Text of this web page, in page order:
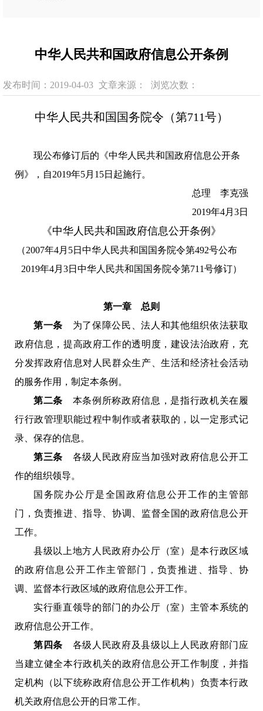
中华人民共和国政府信息公开条例
发布时间：2019-04-03 文章来源： 浏览次数：
中华人民共和国国务院令（第711号）
现公布修订后的《中华人民共和国政府信息公开条
例》，自2019年5月15日起施行。
总理 李克强
2019年4月3日
《中华人民共和国政府信息公开条例 》
（2007年4月5日中华人民共和国国务院令第492号公布
2019年4月3日中华人民共和国国务院令第711号修订）
第一章 总则
第一条
为了保障公民、法人和其他组织依法获取
政府信息，提高政府工作的透明度，建设法治政府，充
分发挥政府信息对人民群众生产、生活和经济社会活动
的服务作用，制定本条例。
第二条
本条例所称政府信息，是指行政机关在履
行行政管理职能过程中制作或者获取的，以一定形式记
录、保存的信息。
第三条
各级人民政府应当加强对政府信息公开工
作的组织领导。
国务院办公厅是全国政府信息公开工作的主管部
门，负责推进、指导、协调、监督全国的政府信息公开
工作。
县级以上地方人民政府办公厅（室）是本行政区域
的政府信息公开工作主管部门，负责推进、指导、协
调、监督本行政区域的政府信息公开工作。
实行垂直领导的部门的办公厅（室）主管本系统的
政府信息公开工作。
第四条
各级人民政府及县级以上人民政府部门应
当建立健全本行政机关的政府信息公开工作制度，并指
定机构（以下统称政府信息公开工作机构）负责本行政
机关政府信息公开的日常工作。